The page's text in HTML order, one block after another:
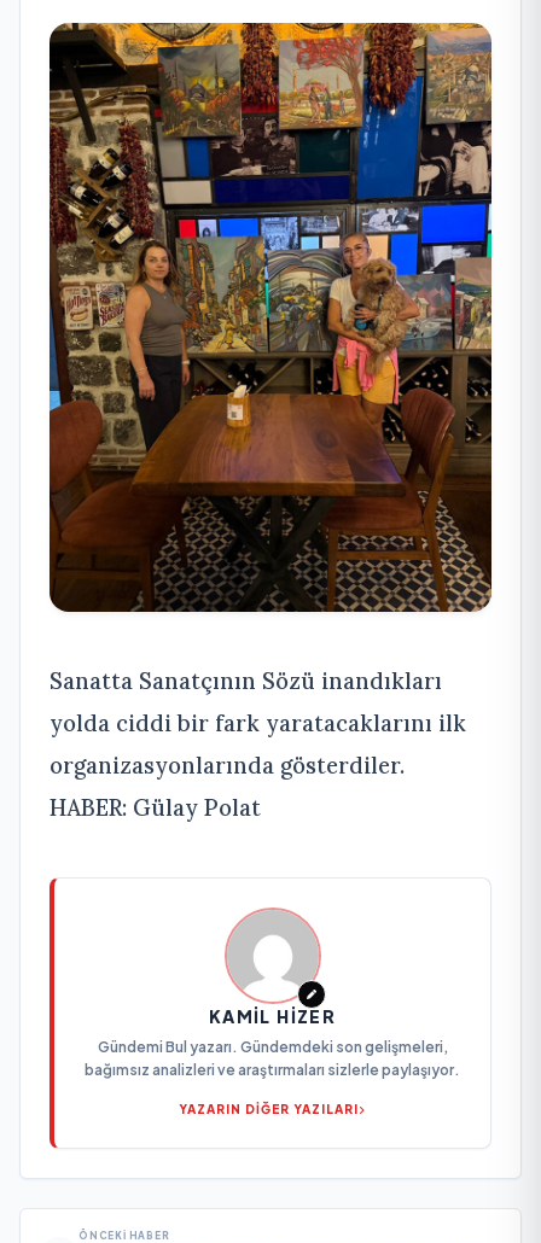
Sanatta Sanatçının Sözü inandıkları
yolda ciddi bir fark yaratacaklarını ilk
organizasyonlarında gösterdiler.
HABER: Gülay Polat
KAMIL HIZER
Gündemi Bul yazarı. Gündemdeki son gelişmeleri,
bağımsız analizleri ve araştırmaları sizlerle paylaşıyor.
YAZARIN DİĞER YAZILARI
ÖNCEKI HABER